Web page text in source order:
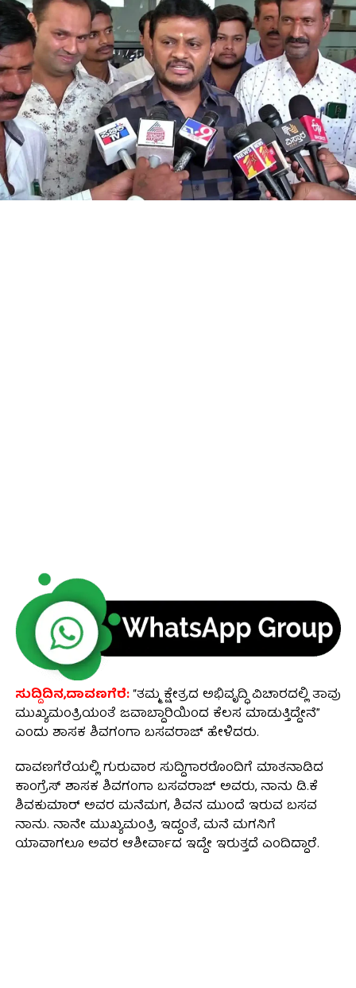
ಸುದ್ದಿದಿನ,ದಾವಣಗೆರೆ:“ತಮ್ಮ ಕ್ಷೇತ್ರದ ಅಭಿವೃದ್ಧಿ ವಿಚಾರದಲ್ಲಿ ತಾವು
ಮುಖ್ಯಮಂತ್ರಿಯಂತೆ ಜವಾಬ್ದಾರಿಯಿಂದ ಕೆಲಸ ಮಾಡುತ್ತಿದ್ದೇನೆ”
ಎಂದು ಶಾಸಕ ಶಿವಗಂಗಾ ಬಸವರಾಜ್ ಹೇಳಿದರು.
ದಾವಣಗೆರೆಯಲ್ಲಿ ಗುರುವಾರ ಸುದ್ದಿಗಾರರೊಂದಿಗೆ ಮಾತನಾಡಿದ
ಕಾಂಗ್ರೆಸ್ ಶಾಸಕ ಶಿವಗಂಗಾ ಬಸವರಾಜ್ ಅವರು, ನಾನು ಡಿ.ಕೆ
ಶಿವಕುಮಾರ್‌ ಅವರ ಮನೆಮಗ, ಶಿವನ ಮುಂದೆ ಇರುವ ಬಸವ
ನಾನು. ನಾನೇ ಮುಖ್ಯಮಂತ್ರಿ ಇದ್ದಂತೆ, ಮನೆ ಮಗನಿಗೆ
ಯಾವಾಗಲೂ ಅವರ ಆಶೀರ್ವಾದ ಇದ್ದೇ ಇರುತ್ತದೆ ಎಂದಿದ್ದಾರೆ.